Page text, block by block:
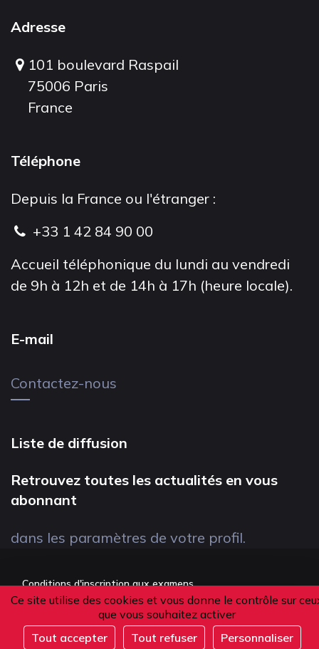
Ce site utilise des cookies et vous donne le contrôle sur
que vous souhaitez activer
Tout accepter
Tout refuser Personnaliser
Adresse
101 boulevard Raspail
75006 Paris
France
Téléphone
Depuis la France ou l'étranger :
+33 1 42 84 90 00
Accueil téléphonique du lundi au vendredi
de 9h à 12h et de 14h à 17h (heure locale).
E-mail
Contactez-nous
Liste de diffusion
Retrouvez toutes les actualités en vous
abonnant
dans les paramètres de votre profil.
Conditions d'inscription aux examens
Politique de confidentialité
Conditions générales de vente